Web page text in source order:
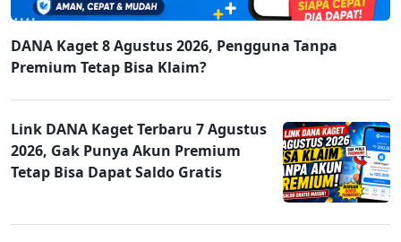
DANA Kaget 8 Agustus 2026, Pengguna Tanpa
Premium Tetap Bisa Klaim?
Link DANA Kaget Terbaru 7 Agustus
2026, Gak Punya Akun Premium
Tetap Bisa Dapat Saldo Gratis